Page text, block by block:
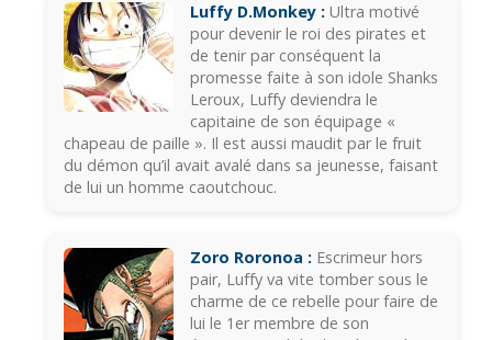
Luffy D.Monkey : Ultra motivé
pour devenir le roi des pirates et
de tenir par conséquent la
promesse faite à son idole Shanks
Leroux, Luffy deviendra le
capitaine de son équipage «
chapeau de paille ». Il est aussi maudit par le fruit
du démon qu’il avait avalé dans sa jeunesse, faisant
de lui un homme caoutchouc.
Zoro Roronoa : Escrimeur hors
pair, Luffy va vite tomber sous le
charme de ce rebelle pour faire de
lui le 1er membre de son